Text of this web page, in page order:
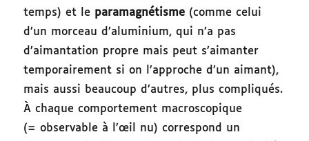
temps) et le paramagnétisme (comme celui
d’un morceau d’aluminium, qui n’a pas
d’aimantation propre mais peut s’aimanter
temporairement si on l’approche d’un aimant),
mais aussi beaucoup d’autres, plus compliqués.
À chaque comportement macroscopique
(= observable à l’œil nu) correspond un